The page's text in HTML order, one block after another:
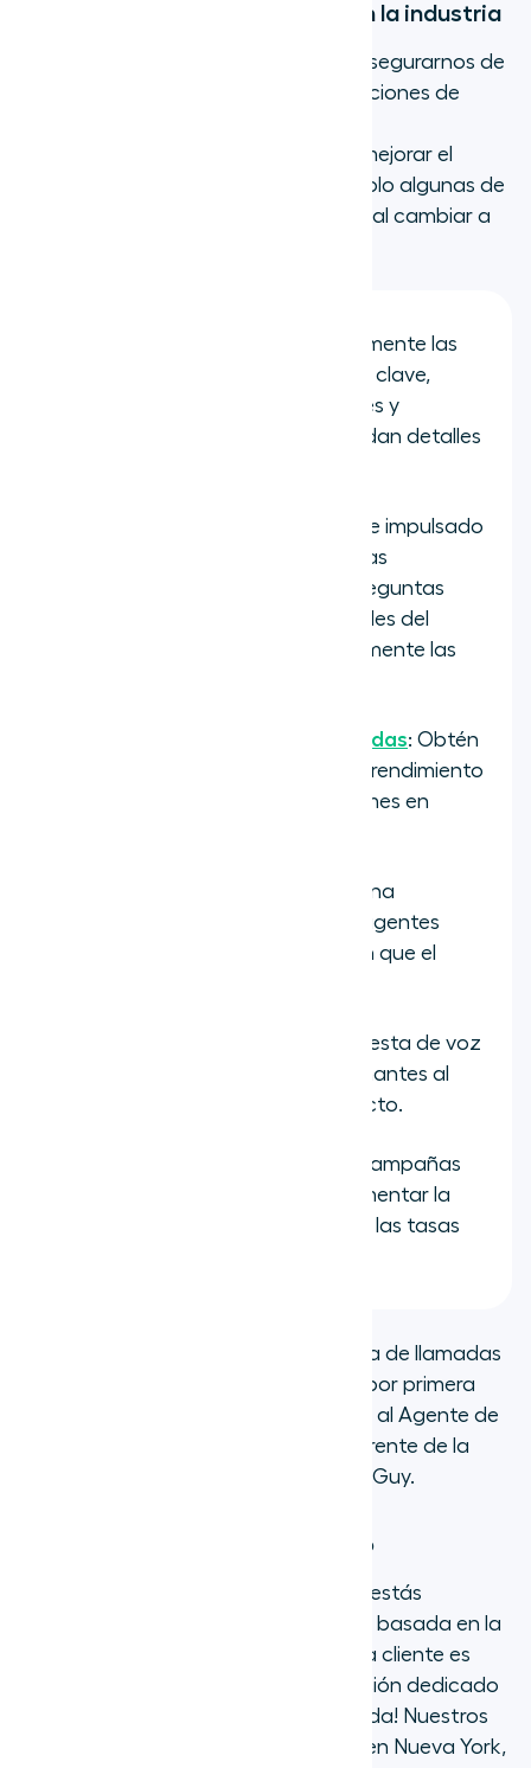
Ofrece características líderes en la industria
¡Siempre estamos trabajando para asegurarnos de
que tengas acceso a las mejores funciones de
comunicaciones con IA dedicada a mejorar el
rendimiento del equipo. Aquí tienes solo algunas de
las potentes funciones que obtienes al cambiar a
: Resume instantáneamente las
llamadas e identifica los temas clave,
ahorrando tiempo a los agentes y
asegurando que nunca se pierdan detalles
: Nuestro agente impulsado
por IA puede gestionar llamadas
entrantes 24/7, responder a preguntas
frecuentes y capturar los detalles del
llamante, ¡reduciendo drásticamente las
Analíticas del centro de llamadas: Obtén
información detallada sobre el rendimiento
del equipo con paneles e informes en
: Proporciona
coaching en tiempo real a los agentes
durante las llamadas en vivo sin que el
: Configura menús de respuesta de voz
interactiva para guiar a los llamantes al
departamento o agente correcto.
: Automatiza las campañas
de llamadas salientes para aumentar la
productividad de los agentes y las tasas
«Ayudó enormemente a nuestra tasa de llamadas
perdidas cuando lo implementamos por primera
vez. Cada llamada 'perdida' se dirigía al Agente de
Voz con IA».— Anthony Messina, Gerente de la
Plataforma Salesforce en The Grout Guy.
Ofrece soporte al cliente interno
Cuando te cambias a Aircall, no solo estás
invirtiendo en una solución telefónica basada en la
nube; estás ganando un socio. ¡Cada cliente es
asignado a un gerente de incorporación dedicado
para asegurar una configuración fluida! Nuestros
equipos globales de Soporte y Éxito en Nueva York,